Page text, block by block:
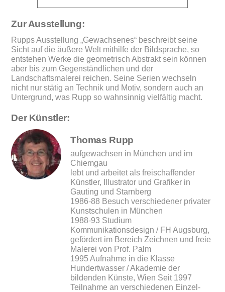
Zur Ausstellung:
Rupps Ausstellung „Gewachsenes“ beschreibt seine
Sicht auf die äußere Welt mithilfe der Bildsprache, so
entstehen Werke die geometrisch Abstrakt sein können
aber bis zum Gegenständlichen und der
Landschaftsmalerei reichen. Seine Serien wechseln
nicht nur stätig an Technik und Motiv, sondern auch an
Untergrund, was Rupp so wahnsinnig vielfältig macht.
Der Künstler:
Thomas Rupp
aufgewachsen in München und im
Chiemgau
lebt und arbeitet als freischaffender
Künstler, Illustrator und Grafiker in
Gauting und Starnberg
1986-88 Besuch verschiedener privater
Kunstschulen in München
1988-93 Studium
Kommunikationsdesign / FH Augsburg,
gefördert im Bereich Zeichnen und freie
Malerei von Prof. Palm
1995 Aufnahme in die Klasse
Hundertwasser / Akademie der
bildenden Künste, Wien Seit 1997
Teilnahme an verschiedenen Einzel-